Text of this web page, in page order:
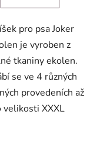
pro psa Joker
je vyroben z
tkaniny ekolen.
se ve 4 různých
provedeních až
velikosti XXXL